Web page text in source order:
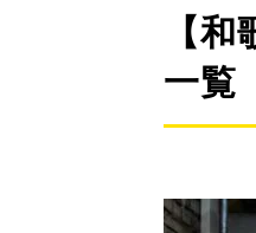
【
一覧